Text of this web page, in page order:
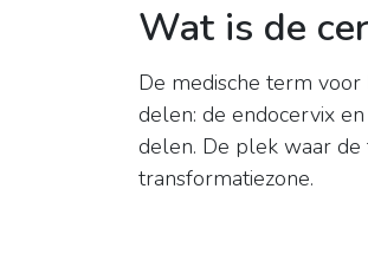
Wat is de
De medische term
delen: de endocervix
delen. De plek waar
transformatiezone.